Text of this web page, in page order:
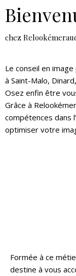
chez
Le conseil en
à Saint-Malo,
Osez enfin être
Grâce à
compétences dans
optimiser votre
Formée à ce
destine à vous